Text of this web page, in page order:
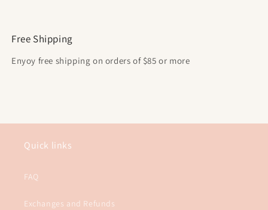
Free Shipping
Enyoy free shipping on orders of $85 or more
Quick links
FAQ
Exchanges and Refunds